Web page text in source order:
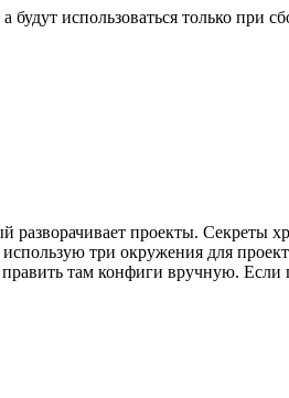
использоваться только при
разворачивает проекты. Секреты
три окружения для
там конфиги вручную.